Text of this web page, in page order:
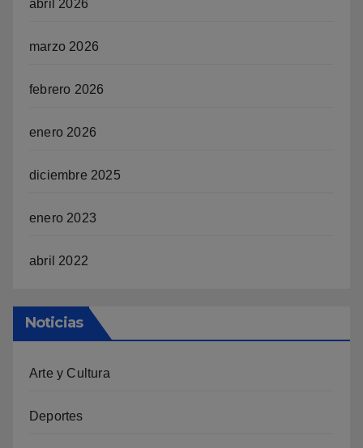
abril 2026
marzo 2026
febrero 2026
enero 2026
diciembre 2025
enero 2023
abril 2022
Noticias
Arte y Cultura
Deportes